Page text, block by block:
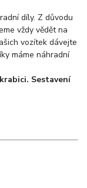
díly. Z důvodu
vždy vědět na
vozítek dávejte
máme náhradní
Sestavení